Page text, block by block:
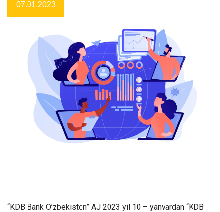
07.01.2023
“KDB Bank O’zbekiston” AJ 2023 yil 10 – yanvardan “KDB